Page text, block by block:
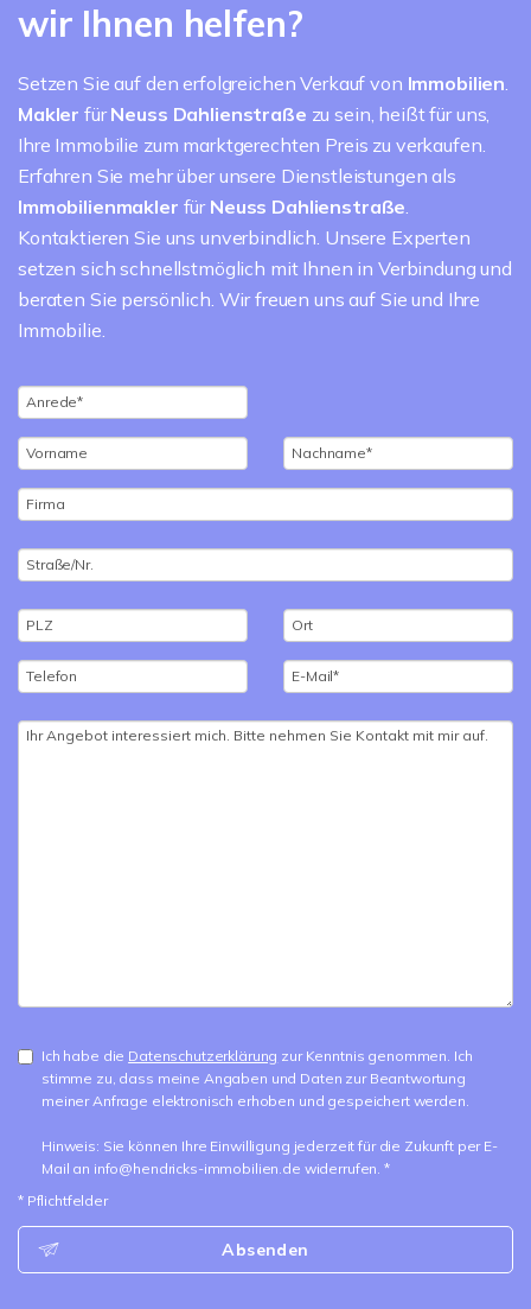
wir Ihnen helfen?
Setzen Sie auf den erfolgreichen Verkauf von Immobilien
Makler fürNeuss Dahlienstraße zu sein, heißt für uns,
Ihre Immobilie zum marktgerechten Preis zu verkaufen.
Erfahren Sie mehr über unsere Dienstleistungen als
Immobilienmakler für Neuss Dahlienstraße
Kontaktieren Sie uns unverbindlich. Unsere Experten
setzen sich schnellstmöglich mit Ihnen in Verbindung und
beraten Sie persönlich. Wir freuen uns auf Sie und Ihre
Immobilie.
Ich habe die Datenschutzerklärung zur Kenntnis genommen. Ich
stimme zu, dass meine Angaben und Daten zur Beantwortung
meiner Anfrage elektronisch erhoben und gespeichert werden.
Hinweis: Sie können Ihre Einwilligung jederzeit für die Zukunft per E-
Mail an info@hendricks-immobilien.de widerrufen. *
* Pflichtfelder
Absenden